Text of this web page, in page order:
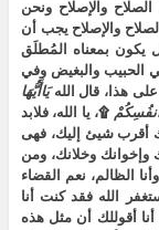
والإصلاح ونحن
والإصلاح يجب أن
يكون بمعناه المُطلَق
الحبيب والبغيض وفي
هذا، قال اللهيَاأَيُّهَا
۩، يا الله، فلابد
أقرب شيئ إليك، فهى
وخلانك، ومن
الظالم، نعم القضاء
الله فقد كنت أنا
أنا أقوللك أن مثل هذه